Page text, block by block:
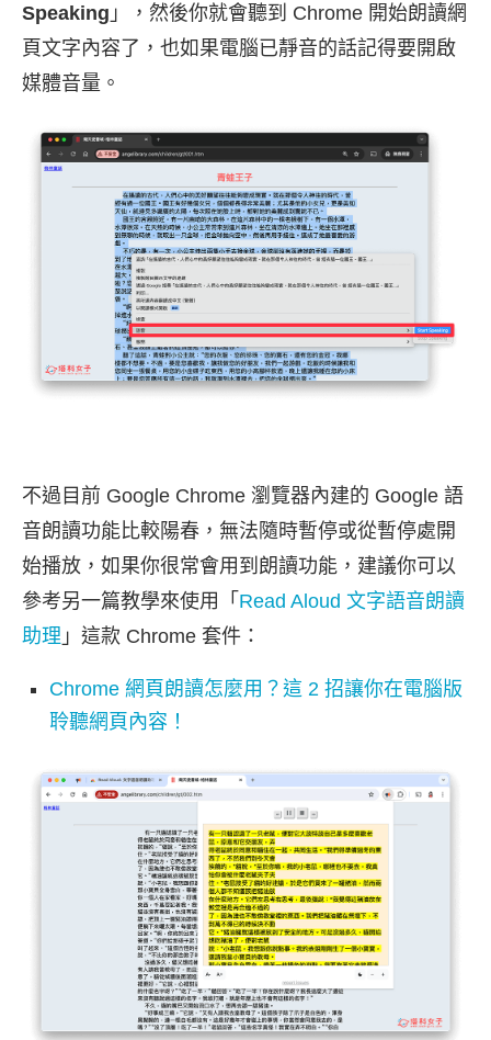
Speaking 」，然後你就會聽到 Chrome 開始朗讀網
頁文字內容了，也如果電腦已靜音的話記得要開啟
媒體音量。
不過目前 Google Chrome 瀏覽器內建的 Google 語
音朗讀功能比較陽春，無法隨時暫停或從暫停處開
始播放，如果你很常會用到朗讀功能，建議你可以
參考另一篇教學來使用「 Read Aloud 文字語音朗讀
助理 」這款 Chrome 套件：
Chrome 網頁朗讀怎麼用？這 2 招讓你在電腦版
聆聽網頁內容！